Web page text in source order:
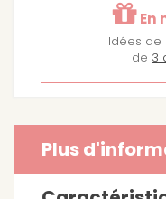
En
Idées de
de 3
Plus